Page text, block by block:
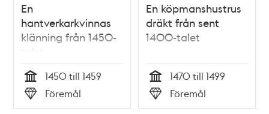
En
hantverkarkvinnas
klänning från 1450-
talet
Tid
1450 till 1459
Typ
Föremål
En köpmanshustrus
dräkt från sent
1400-talet
Tid
1470 till 1499
Typ
Föremål